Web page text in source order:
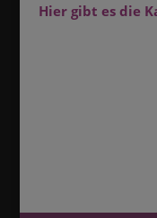
Hier gibt es die